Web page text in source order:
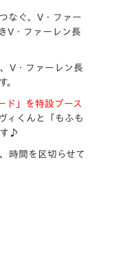
なぐ、V・ファー
V・ファーレン長
V・ファーレン長
。
ド」を特設ブース
ィくんと「もふも
す♪
時間を区切らせて